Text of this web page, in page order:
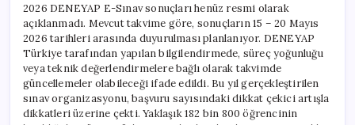
2026 DENEYAP E-Sınav sonuçları henüz resmi olarak
açıklanmadı. Mevcut takvime göre, sonuçların 15 – 20 Mayıs
2026 tarihleri arasında duyurulması planlanıyor. DENEYAP
Türkiye tarafından yapılan bilgilendirmede, süreç yoğunluğu
veya teknik değerlendirmelere bağlı olarak takvimde
güncellemeler olabileceği ifade edildi. Bu yıl gerçekleştirilen
sınav organizasyonu, başvuru sayısındaki dikkat çekici artışla
dikkatleri üzerine çekti. Yaklaşık 182 bin 800 öğrencinin